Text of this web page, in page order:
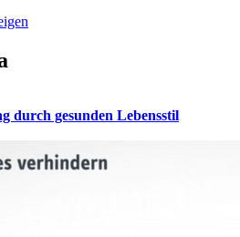
durch gesunden Lebensstil